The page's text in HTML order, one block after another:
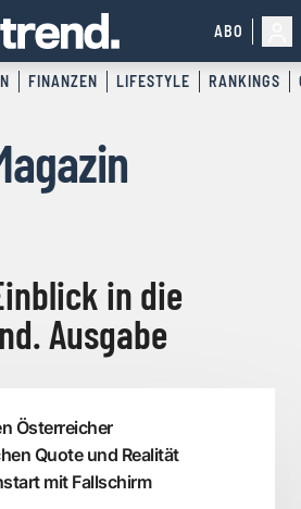
ABO
FINANZEN LIFESTYLE RANKINGS
in die
Ausgabe
Österreicher
Quote und Realität
mit Fallschirm